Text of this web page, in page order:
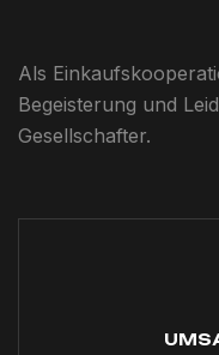
Als
Begeisterung und
Gesellschafter.